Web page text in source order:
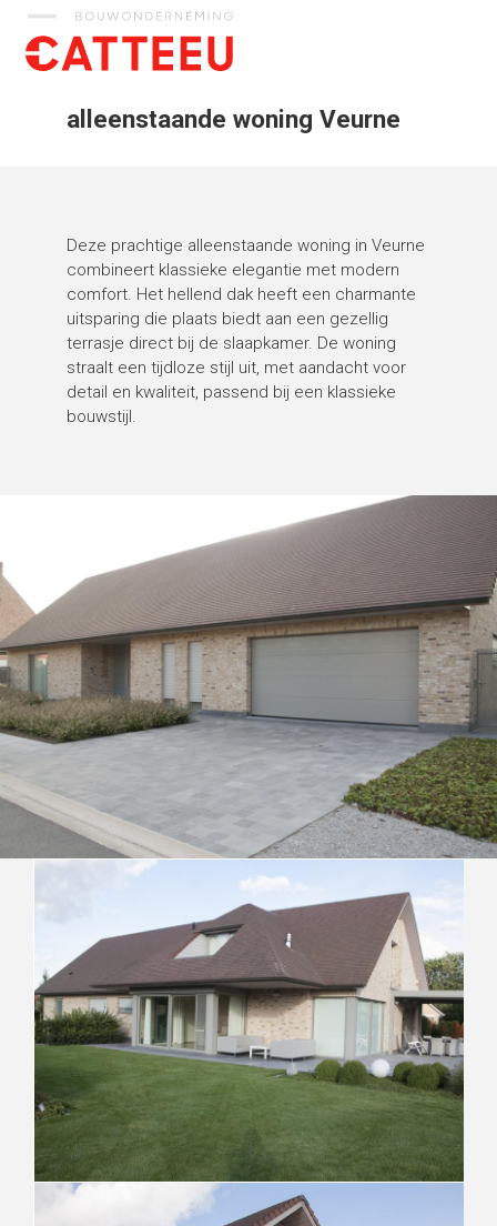
alleenstaande woning Veurne
Deze prachtige alleenstaande woning in Veurne
combineert klassieke elegantie met modern
comfort. Het hellend dak heeft een charmante
uitsparing die plaats biedt aan een gezellig
terrasje direct bij de slaapkamer. De woning
straalt een tijdloze stijl uit, met aandacht voor
detail en kwaliteit, passend bij een klassieke
bouwstijl.